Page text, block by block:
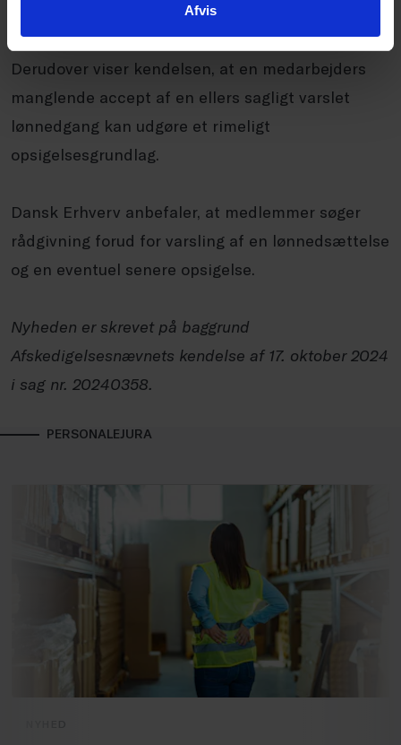
Afvis
befinder sig i en økonomisk vanskelig situation.
Derudover viser kendelsen, at en medarbejders
manglende accept af en ellers sagligt varslet
lønnedgang kan udgøre et rimeligt
opsigelsesgrundlag.
Dansk Erhverv anbefaler, at medlemmer søger
rådgivning forud for varsling af en lønnedsættelse
og en eventuel senere opsigelse.
Nyheden er skrevet på baggrund
Afskedigelsesnævnets kendelse af 17. oktober 2024
i sag nr. 20240358.
PERSONALEJURA